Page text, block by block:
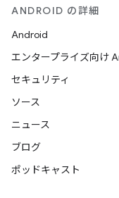
ANDROID の詳細
Android
エンタープライズ向け
セキュリティ
ソース
ニュース
ブログ
ポッドキャスト